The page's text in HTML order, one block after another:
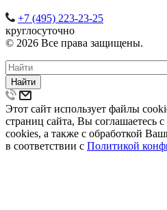
+7 (495) 223-23-25
круглосуточно
© 2026 Все права защищены.
Найти
Этот сайт использует файлы
страниц сайта, Вы соглашаетесь
cookies, а также с обработкой
в соответствии с Политикой